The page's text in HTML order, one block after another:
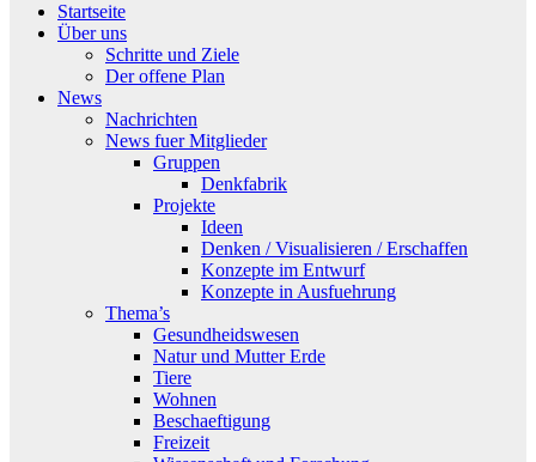
Startseite
Über uns
Schritte und Ziele
Der offene Plan
News
Nachrichten
News fuer Mitglieder
Gruppen
Denkfabrik
Projekte
Ideen
Denken / Visualisieren / Erschaffen
Konzepte im Entwurf
Konzepte in Ausfuehrung
Thema’s
Gesundheidswesen
Natur und Mutter Erde
Tiere
Wohnen
Beschaeftigung
Freizeit